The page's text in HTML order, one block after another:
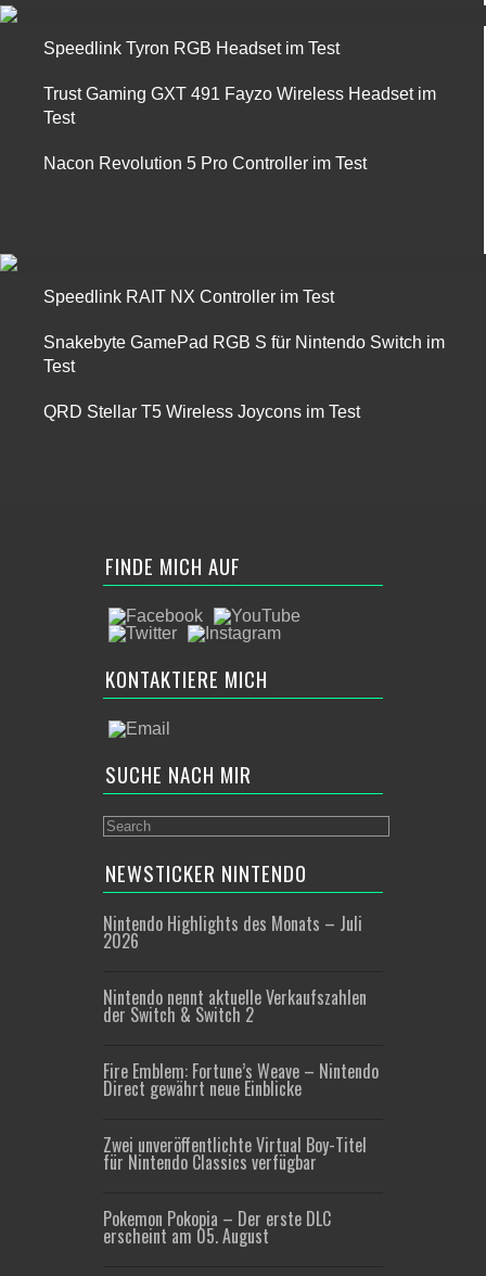
Speedlink Tyron RGB Headset im Test
Trust Gaming GXT 491 Fayzo Wireless Headset im
Test
Nacon Revolution 5 Pro Controller im Test
Speedlink RAIT NX Controller im Test
Snakebyte GamePad RGB S für Nintendo Switch im
Test
QRD Stellar T5 Wireless Joycons im Test
FINDE MICH AUF
KONTAKTIERE MICH
SUCHE NACH MIR
NEWSTICKER NINTENDO
Nintendo Highlights des Monats – Juli
2026
Nintendo nennt aktuelle Verkaufszahlen
der Switch & Switch 2
Fire Emblem: Fortune’s Weave – Nintendo
Direct gewährt neue Einblicke
Zwei unveröffentlichte Virtual Boy-Titel
für Nintendo Classics verfügbar
Pokemon Pokopia – Der erste DLC
erscheint am 05. August